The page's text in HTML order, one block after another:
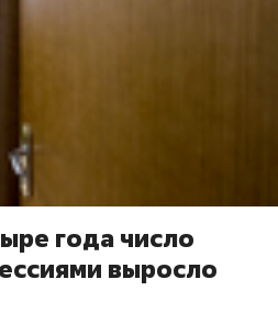
года число
выросло